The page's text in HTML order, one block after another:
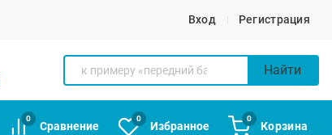
Вход Регистрация
Найти
0
Сравнение
0
Избранное
0
Корзина